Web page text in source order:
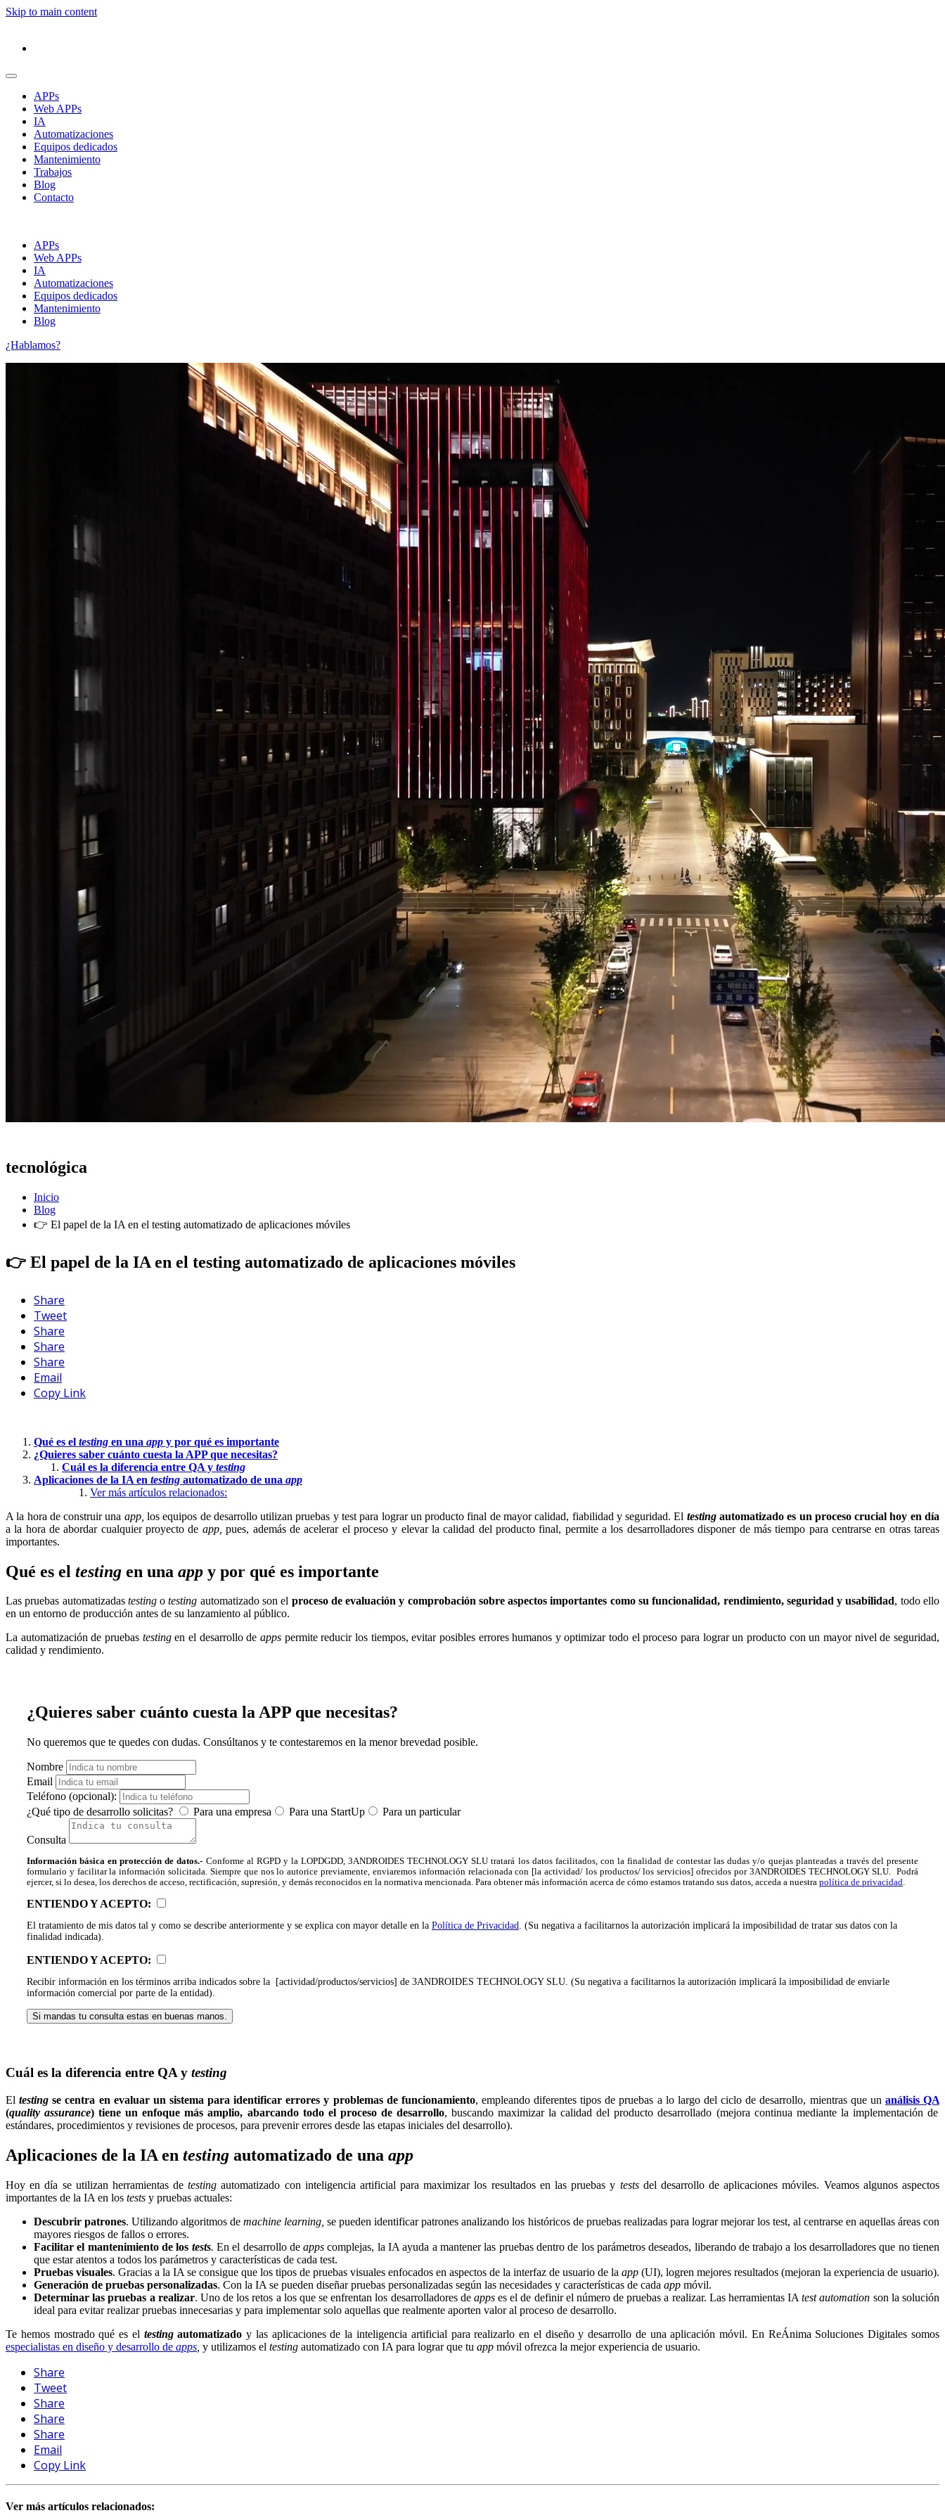
Skip to main content
APPs
Web APPs
IA
Automatizaciones
Equipos dedicados
Mantenimiento
Trabajos
Blog
Contacto
APPs
Web APPs
IA
Automatizaciones
Equipos dedicados
Mantenimiento
Blog
¿Hablamos?
tecnológica
Inicio
Blog
👉 El papel de la IA en el testing automatizado de aplicaciones móviles
👉 El papel de la IA en el testing automatizado de aplicaciones móviles
Share
Tweet
Share
Share
Share
Email
Copy Link
Qué es el testing en una app y por qué es importante
¿Quieres saber cuánto cuesta la APP que necesitas?
Cuál es la diferencia entre QA y testing
Aplicaciones de la IA en testing automatizado de una app
Ver más artículos relacionados:
A la hora de construir una app, los equipos de desarrollo utilizan pruebas y test para lograr un producto final de mayor calidad, fiabilidad y seguridad. El testingautomatizado es un proceso crucial hoy en día
a la hora de abordar cualquier proyecto de app, pues, además de acelerar el proceso y elevar la calidad del producto final, permite a los desarrolladores disponer de más tiempo para centrarse en otras tareas
importantes.
Qué es el testing en una app y por qué es importante
Las pruebas automatizadas testingotesting automatizado son el proceso de evaluación y comprobación sobre aspectos importantes como su funcionalidad, rendimiento, seguridad y usabilidad, todo ello
en un entorno de producción antes de su lanzamiento al público.
La automatización de pruebas testingen el desarrollo de appspermite reducir los tiempos, evitar posibles errores humanos y optimizar todo el proceso para lograr un producto con un mayor nivel de seguridad,
calidad y rendimiento.
¿Quieres saber cuánto cuesta la APP que necesitas?
No queremos que te quedes con dudas. Consúltanos y te contestaremos en la menor brevedad posible.
Nombre
Email
Teléfono (opcional):
¿Qué tipo de desarrollo solicitas?
Para una empresa Para una StartUp Para un particular
Consulta
Información básica en protección de datos.- Conforme al RGPD y la LOPDGDD, 3ANDROIDES TECHNOLOGY SLU tratará los datos facilitados, con la finalidad de contestar las dudas y/o quejas planteadas a través del presente
formulario y facilitar la información solicitada. Siempre que nos lo autorice previamente, enviaremos información relacionada con [la actividad/ los productos/ los servicios] ofrecidos por 3ANDROIDES TECHNOLOGY SLU. Podrá
ejercer, si lo desea, los derechos de acceso, rectificación, supresión, y demás reconocidos en la normativa mencionada. Para obtener más información acerca de cómo estamos tratando sus datos, acceda a nuestra política de privacidad.
ENTIENDO Y ACEPTO:
El tratamiento de mis datos tal y como se describe anteriormente y se explica con mayor detalle en la Política de Privacidad. (Su negativa a facilitarnos la autorización implicará la imposibilidad de tratar sus datos con la
finalidad indicada).
ENTIENDO Y ACEPTO:
Recibir información en los términos arriba indicados sobre la [actividad/productos/servicios] de 3ANDROIDES TECHNOLOGY SLU. (Su negativa a facilitarnos la autorización implicará la imposibilidad de enviarle
información comercial por parte de la entidad).
Si mandas tu consulta estas en buenas manos.
Cuál es la diferencia entre QA y testing
Eltesting se centra en evaluar un sistema para identificar errores y problemas de funcionamiento, empleando diferentes tipos de pruebas a lo largo del ciclo de desarrollo, mientras que un análisis QA
(quality assurance) tiene un enfoque más amplio, abarcando todo el proceso de desarrollo, buscando maximizar la calidad del producto desarrollado (mejora continua mediante la implementación de
estándares, procedimientos y revisiones de procesos, para prevenir errores desde las etapas iniciales del desarrollo).
Aplicaciones de la IA en testing automatizado de una app
Hoy en día se utilizan herramientas detesting automatizado con inteligencia artificial para maximizar los resultados en las pruebas y testsdel desarrollo de aplicaciones móviles. Veamos algunos aspectos
importantes de la IA en los tests y pruebas actuales:
Descubrir patrones. Utilizando algoritmos demachine learning, se pueden identificar patrones analizando los históricos de pruebas realizadas para lograr mejorar los test, al centrarse en aquellas áreas con
mayores riesgos de fallos o errores.
Facilitar el mantenimiento de los tests. En el desarrollo deapps complejas, la IA ayuda a mantener las pruebas dentro de los parámetros deseados, liberando de trabajo a los desarrolladores que no tienen
que estar atentos a todos los parámetros y características de cada test.
Pruebas visuales. Gracias a la IA se consigue que los tipos de pruebas visuales enfocados en aspectos de la interfaz de usuario de la app (UI), logren mejores resultados (mejoran la experiencia de usuario).
Generación de pruebas personalizadas. Con la IA se pueden diseñar pruebas personalizadas según las necesidades y características de cada app móvil.
Determinar las pruebas a realizar. Uno de los retos a los que se enfrentan los desarrolladores de appses el de definir el número de pruebas a realizar. Las herramientas IAtest automation son la solución
ideal para evitar realizar pruebas innecesarias y para implementar solo aquellas que realmente aporten valor al proceso de desarrollo.
Te hemos mostrado qué es el testingautomatizado y las aplicaciones de la inteligencia artificial para realizarlo en el diseño y desarrollo de una aplicación móvil. En ReÁnima Soluciones Digitales somos
especialistas en diseño y desarrollo de apps y utilizamos el testing automatizado con IA para lograr que tu app móvil ofrezca la mejor experiencia de usuario.
Share
Tweet
Share
Share
Share
Email
Copy Link
Ver más artículos relacionados: